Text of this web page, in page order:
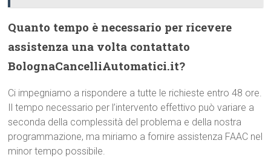
Quanto tempo è necessario per ricevere
assistenza una volta contattato
BolognaCancelliAutomatici.it?
Ci impegniamo a rispondere a tutte le richieste entro 48 ore.
Il tempo necessario per l’intervento effettivo può variare a
seconda della complessità del problema e della nostra
programmazione, ma miriamo a fornire assistenza FAAC nel
minor tempo possibile.